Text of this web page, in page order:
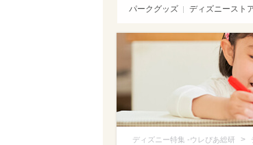
パークグッズ ディズニースト
ディズニー特集 -ウレぴあ総研 >